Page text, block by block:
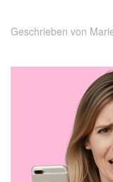
Geschrieben von